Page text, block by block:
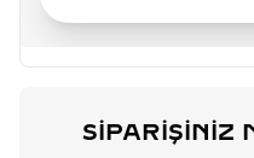
SIPARIŞINIZ